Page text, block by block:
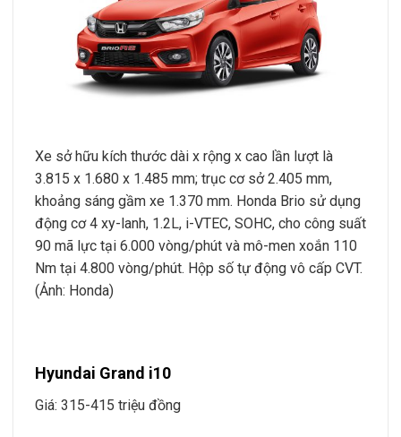
Xe sở hữu kích thước dài x rộng x cao lần lượt là
3.815 x 1.680 x 1.485 mm; trục cơ sở 2.405 mm,
khoảng sáng gầm xe 1.370 mm. Honda Brio sử dụng
động cơ 4 xy-lanh, 1.2L, i-VTEC, SOHC, cho công suất
90 mã lực tại 6.000 vòng/phút và mô-men xoắn 110
Nm tại 4.800 vòng/phút. Hộp số tự động vô cấp CVT.
(Ảnh: Honda)
Hyundai Grand i10
Giá: 315-415 triệu đồng